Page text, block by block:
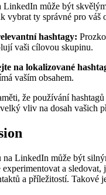
LinkedIn může být
vybrat ty správné pro
hashtagy:
vaši cílovou skupinu.
na lokalizované
vaším obsahem.
že používání
vliv na dosah vašich
na LinkedIn může být
experimentovat a
a příležitostí. Takové